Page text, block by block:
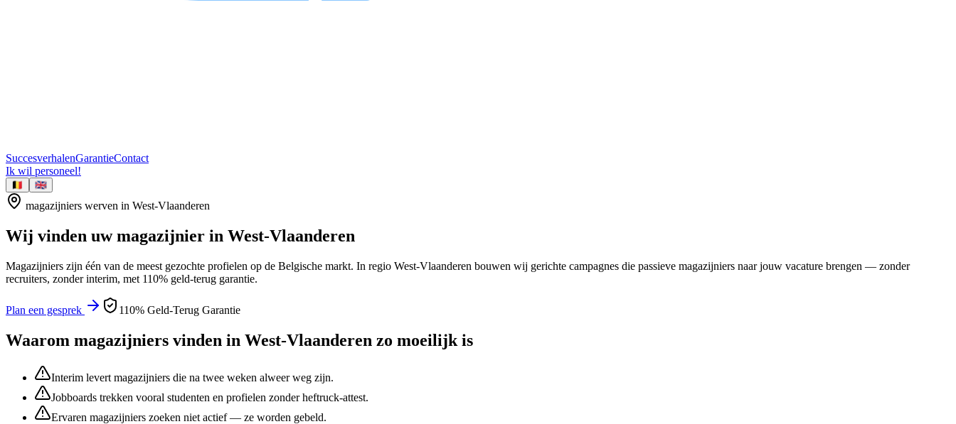
SuccesverhalenGarantieContact
Ik wil personeel!
🇧🇪 🇬🇧
magazijniers werven in West-Vlaanderen
Wij vinden uwmagazijnier in West-Vlaanderen
Magazijniers zijn één van de meest gezochte profielen op de Belgische markt. In regio West-Vlaanderen bouwen wij gerichte campagnes die passieve magazijniers naar jouw vacature brengen — zonder
recruiters, zonder interim, met 110% geld-terug garantie.
Plan een gesprek 110% Geld-Terug Garantie
Waarom magazijniers vinden in West-Vlaanderen zo moeilijk is
Interim levert magazijniers die na twee weken alweer weg zijn.
Jobboards trekken vooral studenten en profielen zonder heftruck-attest.
Ervaren magazijniers zoeken niet actief — ze worden gebeld.